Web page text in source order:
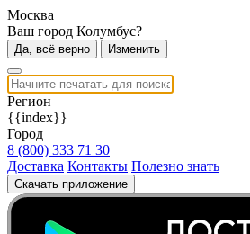
Москва
Ваш город Колумбус?
Да, всё верно Изменить
Регион
{{index}}
Город
8 (800) 333 71 30
Доставка Контакты Полезно знать
Скачать приложение